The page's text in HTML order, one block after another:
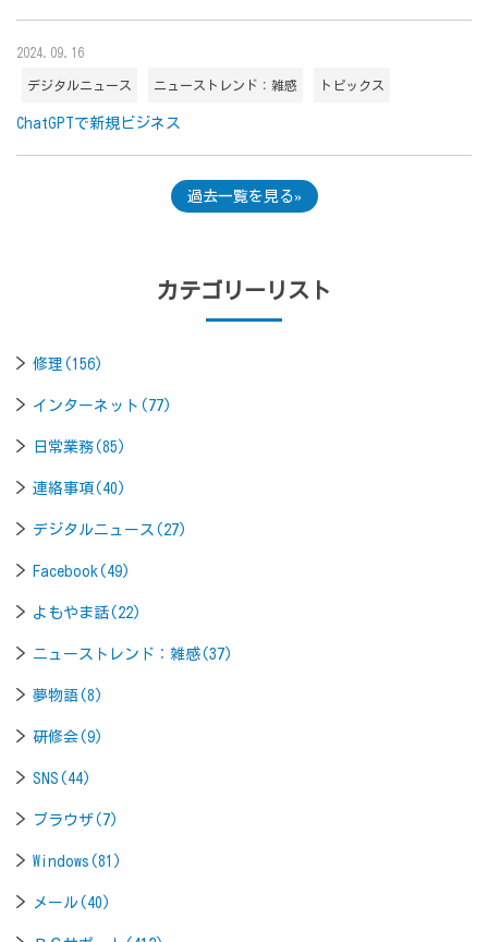
2024.09.16
デジタルニュース ニューストレンド：雑感 トピックス
ChatGPTで新規ビジネス
過去一覧を見る
カテゴリーリスト
修理(156)
インターネット(77)
日常業務(85)
連絡事項(40)
デジタルニュース(27)
Facebook(49)
よもやま話(22)
ニューストレンド：雑感(37)
夢物語(8)
研修会(9)
SNS(44)
ブラウザ(7)
Windows(81)
メール(40)